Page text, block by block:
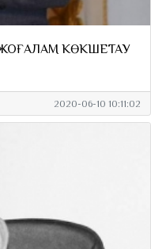
КӨКШЕТАУ
2020-06-10 10:11:02